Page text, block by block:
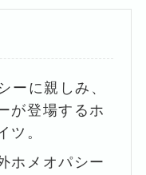
ーに親しみ、
が登場するホ
ツ。
ホメオパシー